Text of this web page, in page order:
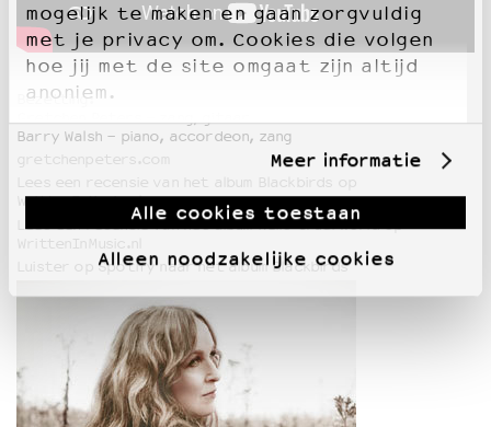
mogelijk te maken en gaan zorgvuldig
met je privacy om. Cookies die volgen
hoe jij met de site omgaat zijn altijd
anoniem.
Meer informatie
Alle cookies toestaan
Alleen noodzakelijke cookies
Bezetting:
Barry Walsh - piano, accordeon, zang
gretchenpeters.com
Lees een recensie van het album Blackbirds op
WrittenInMusic.nl
Lees een recensie van het album Hello Cruel World op
WrittenInMusic.nl
Luister op Spotify naar het album Blackbirds